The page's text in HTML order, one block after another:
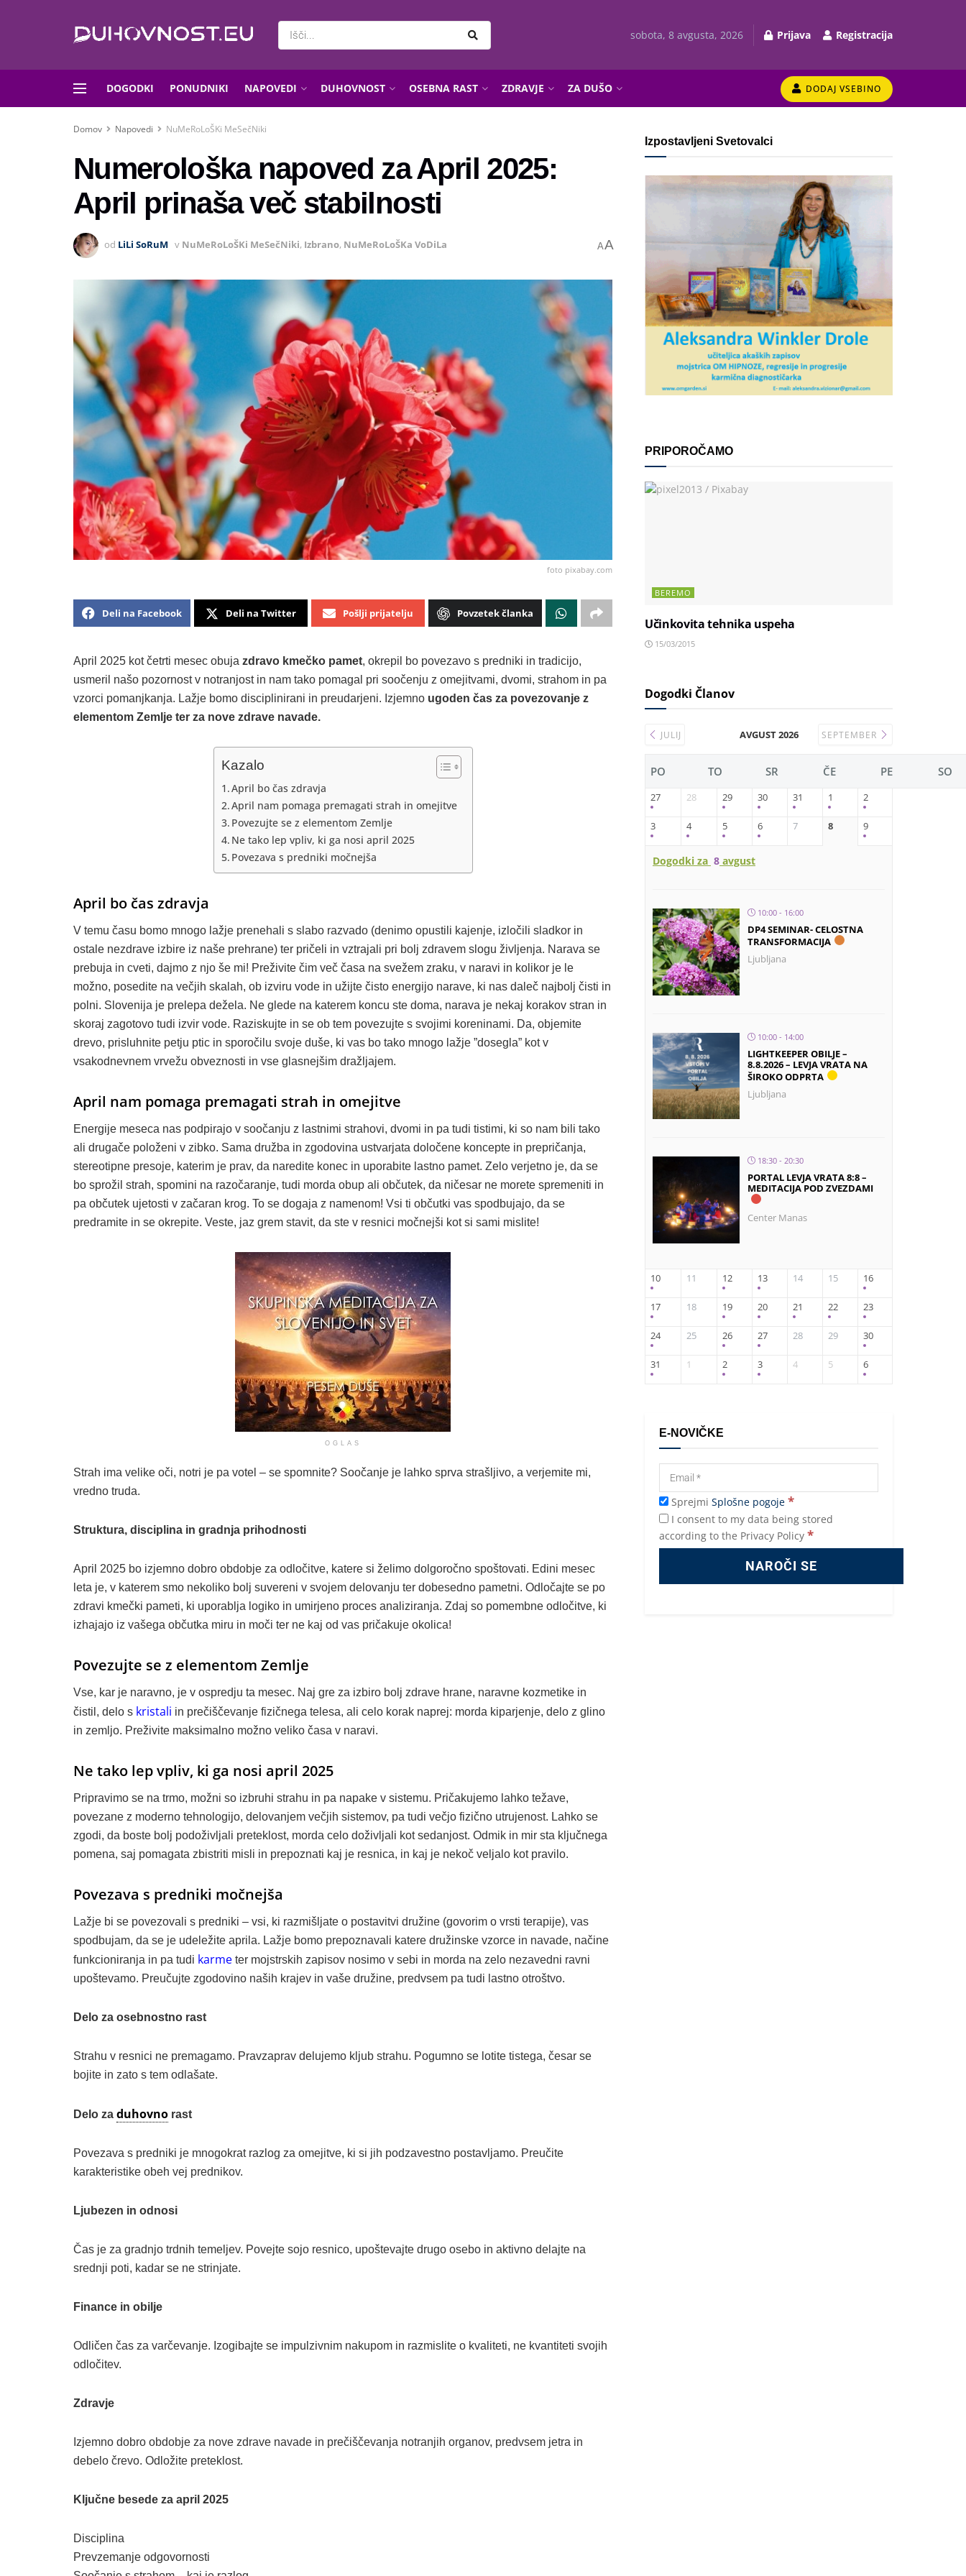
sobota, 8 avgusta, 2026 Prijava Registracija
DOGODKI PONUDNIKI NAPOVEDI DUHOVNOST OSEBNA RAST ZDRAVJE ZA DUŠO DODAJ VSEBINO
Domov Napovedi NuMeRoLoŠKi MeSečNiki
Numerološka napoved za April 2025:
April prinaša več stabilnosti
od LiLi SoRuM v NuMeRoLoŠKi MeSečNiki, Izbrano, NuMeRoLoŠKa VoDiLa AA
foto pixabay.com
Deli na Facebook Deli na Twitter Pošlji prijatelju Povzetek članka
April 2025 kot četrti mesec obuja zdravo kmečko pamet, okrepil bo povezavo s predniki in tradicijo,
usmeril našo pozornost v notranjost in nam tako pomagal pri soočenju z omejitvami, dvomi, strahom in pa
vzorci pomanjkanja. Lažje bomo disciplinirani in preudarjeni. Izjemno ugoden čas za povezovanje z
elementom Zemlje ter za nove zdrave navade.
Kazalo
April bo čas zdravja
April nam pomaga premagati strah in omejitve
Povezujte se z elementom Zemlje
Ne tako lep vpliv, ki ga nosi april 2025
Povezava s predniki močnejša
April bo čas zdravja
V temu času bomo mnogo lažje prenehali s slabo razvado (denimo opustili kajenje, izločili sladkor in
ostale nezdrave izbire iz naše prehrane) ter pričeli in vztrajali pri bolj zdravem slogu življenja. Narava se
prebuja in cveti, dajmo z njo še mi! Preživite čim več časa na svežem zraku, v naravi in kolikor je le
možno, posedite na večjih skalah, ob izviru vode in užijte čisto energijo narave, ki nas daleč najbolj čisti in
polni. Slovenija je prelepa dežela. Ne glede na katerem koncu ste doma, narava je nekaj korakov stran in
skoraj zagotovo tudi izvir vode. Raziskujte in se ob tem povezujte s svojimi koreninami. Da, objemite
drevo, prisluhnite petju ptic in sporočilu svoje duše, ki vas bo tako mnogo lažje ”dosegla” kot v
vsakodnevnem vrvežu obveznosti in vse glasnejšim dražljajem.
April nam pomaga premagati strah in omejitve
Energije meseca nas podpirajo v soočanju z lastnimi strahovi, dvomi in pa tudi tistimi, ki so nam bili tako
ali drugače položeni v zibko. Sama družba in zgodovina ustvarjata določene koncepte in prepričanja,
stereotipne presoje, katerim je prav, da naredite konec in uporabite lastno pamet. Zelo verjetno je, da se
bo sprožil strah, spomini na razočaranje, tudi morda obup ali občutek, da ničesar ne morete spremeniti in
pa občutek ujetosti v začaran krog. To se dogaja z namenom! Vsi ti občutki vas spodbujajo, da se
predramite in se okrepite. Veste, jaz grem stavit, da ste v resnici močnejši kot si sami mislite!
OGLAS
Strah ima velike oči, notri je pa votel – se spomnite? Soočanje je lahko sprva strašljivo, a verjemite mi,
vredno truda.
Struktura, disciplina in gradnja prihodnosti
April 2025 bo izjemno dobro obdobje za odločitve, katere si želimo dolgoročno spoštovati. Edini mesec
leta je, v katerem smo nekoliko bolj suvereni v svojem delovanju ter dobesedno pametni. Odločajte se po
zdravi kmečki pameti, ki uporablja logiko in umirjeno proces analiziranja. Zdaj so pomembne odločitve, ki
izhajajo iz vašega občutka miru in moči ter ne kaj od vas pričakuje okolica!
Povezujte se z elementom Zemlje
Vse, kar je naravno, je v ospredju ta mesec. Naj gre za izbiro bolj zdrave hrane, naravne kozmetike in
čistil, delo s kristali in prečiščevanje fizičnega telesa, ali celo korak naprej: morda kiparjenje, delo z glino
in zemljo. Preživite maksimalno možno veliko časa v naravi.
Ne tako lep vpliv, ki ga nosi april 2025
Pripravimo se na trmo, možni so izbruhi strahu in pa napake v sistemu. Pričakujemo lahko težave,
povezane z moderno tehnologijo, delovanjem večjih sistemov, pa tudi večjo fizično utrujenost. Lahko se
zgodi, da boste bolj podoživljali preteklost, morda celo doživljali kot sedanjost. Odmik in mir sta ključnega
pomena, saj pomagata zbistriti misli in prepoznati kaj je resnica, in kaj je nekoč veljalo kot pravilo.
Povezava s predniki močnejša
Lažje bi se povezovali s predniki – vsi, ki razmišljate o postavitvi družine (govorim o vrsti terapije), vas
spodbujam, da se je udeležite aprila. Lažje bomo prepoznavali katere družinske vzorce in navade, načine
funkcioniranja in pa tudi karme ter mojstrskih zapisov nosimo v sebi in morda na zelo nezavedni ravni
upoštevamo. Preučujte zgodovino naših krajev in vaše družine, predvsem pa tudi lastno otroštvo.
Delo za osebnostno rast
Strahu v resnici ne premagamo. Pravzaprav delujemo kljub strahu. Pogumno se lotite tistega, česar se
bojite in zato s tem odlašate.
Delo za duhovno rast
Povezava s predniki je mnogokrat razlog za omejitve, ki si jih podzavestno postavljamo. Preučite
karakteristike obeh vej prednikov.
Ljubezen in odnosi
Čas je za gradnjo trdnih temeljev. Povejte sojo resnico, upoštevajte drugo osebo in aktivno delajte na
srednji poti, kadar se ne strinjate.
Finance in obilje
Odličen čas za varčevanje. Izogibajte se impulzivnim nakupom in razmislite o kvaliteti, ne kvantiteti svojih
odločitev.
Zdravje
Izjemno dobro obdobje za nove zdrave navade in prečiščevanja notranjih organov, predvsem jetra in
debelo črevo. Odložite preteklost.
Ključne besede za april 2025
Disciplina
Prevzemanje odgovornosti
Izpostavljeni Svetovalci
PRIPOROČAMO
BEREMO
Učinkovita tehnika uspeha
15/03/2015
Dogodki Članov
JULIJ AVGUST 2026 SEPTEMBER
PO TO SR ČE PE SO
27 28 29 30 31 1 2
3 4 5 6 7 8 9
Dogodki za 8 avgust
10:00 - 16:00
DP4 SEMINAR- CELOSTNA
TRANSFORMACIJA
Ljubljana
10:00 - 14:00
LIGHTKEEPER OBILJE –
8.8.2026 – LEVJA VRATA NA
ŠIROKO ODPRTA
Ljubljana
18:30 - 20:30
PORTAL LEVJA VRATA 8:8 –
MEDITACIJA POD ZVEZDAMI
Center Manas
10 11 12 13 14 15 16
17 18 19 20 21 22 23
24 25 26 27 28 29 30
31 1 2 3 4 5 6
E-NOVIČKE
Sprejmi Splošne pogoje *
I consent to my data being stored
according to the Privacy Policy *